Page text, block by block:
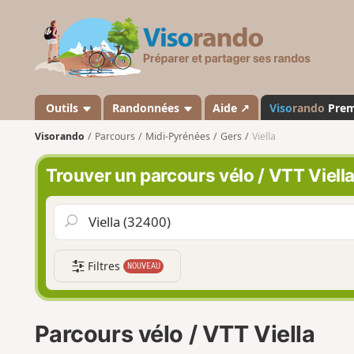
s
a
n
o
Outils Randonnées Aide ↗ Visorando
Visorando Parcours Midi-Pyrénées Gers Viella
Trouver un parcours vélo / VTT Viella
Filtres NOUVEAU
Parcours vélo / VTT Viella